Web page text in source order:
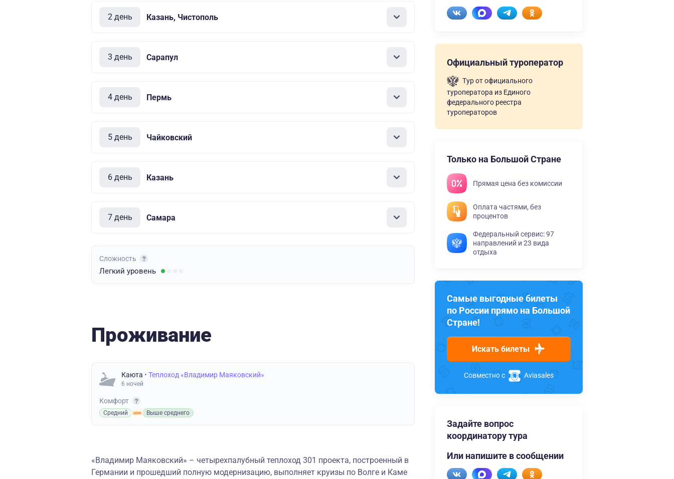
2 день Казань, Чистополь
3 день Сарапул
4 день Пермь
5 день Чайковский
6 день Казань
7 день Самара
Сложность
Легкий уровень
Проживание
Каюта • Теплоход «Владимир Маяковский»
6 ночей
Комфорт
Средний Выше среднего
«Владимир Маяковский» – четырехпалубный теплоход 301 проекта, построенный в
Германии и прошедший полную модернизацию, выполняет круизы по Волге и Каме
Официальный туроператор
Тур от официального
туроператора из Единого
федерального реестра
туроператоров
Только на Большой Стране
Прямая цена без комиссии
Оплата частями, без
процентов
Федеральный сервис: 97
направлений и 23 вида
отдыха
Самые выгодные билеты
по России прямо на Большой
Стране!
Искать билеты
Совместно с Aviasales
Задайте вопрос
координатору тура
Или напишите в сообщении